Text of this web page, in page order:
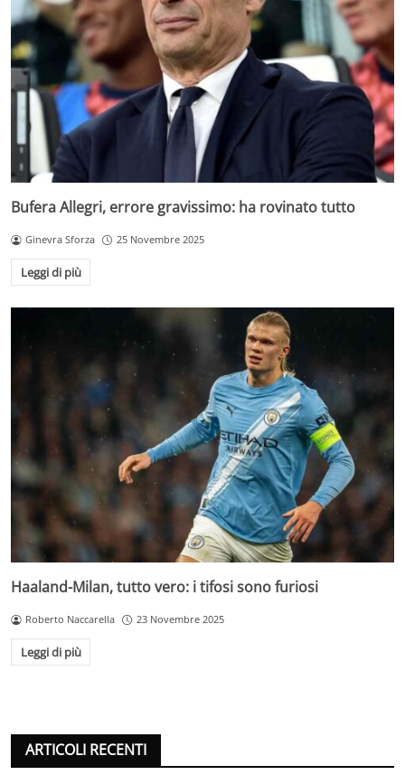
Bufera Allegri, errore gravissimo: ha rovinato tutto
Ginevra Sforza 25 Novembre 2025
Leggi di più
Haaland-Milan, tutto vero: i tifosi sono furiosi
Roberto Naccarella 23 Novembre 2025
Leggi di più
ARTICOLI RECENTI